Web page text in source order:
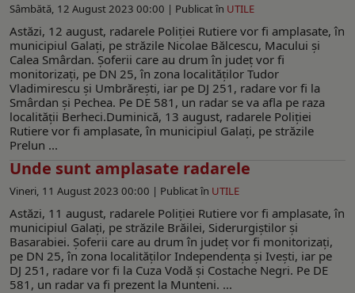
Sâmbătă, 12 August 2023 00:00 | Publicat în UTILE
Astăzi, 12 august, radarele Poliției Rutiere vor fi amplasate, în
municipiul Galați, pe străzile Nicolae Bălcescu, Macului și
Calea Smârdan. Șoferii care au drum în județ vor fi
monitorizați, pe DN 25, în zona localităților Tudor
Vladimirescu și Umbrăreşti, iar pe DJ 251, radare vor fi la
Smârdan și Pechea. Pe DE 581, un radar se va afla pe raza
localității Berheci.Duminică, 13 august, radarele Poliției
Rutiere vor fi amplasate, în municipiul Galați, pe străzile
Prelun ...
Unde sunt amplasate radarele
Vineri, 11 August 2023 00:00 | Publicat în UTILE
Astăzi, 11 august, radarele Poliției Rutiere vor fi amplasate, în
municipiul Galați, pe străzile Brăilei, Siderurgiștilor și
Basarabiei. Șoferii care au drum în județ vor fi monitorizați,
pe DN 25, în zona localităților Independența și Ivești, iar pe
DJ 251, radare vor fi la Cuza Vodă și Costache Negri. Pe DE
581, un radar va fi prezent la Munteni. ...